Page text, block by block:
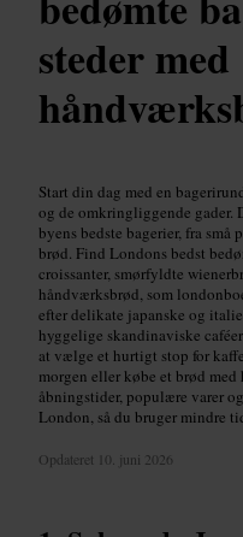
steder med
Start din dag med en
og de omkringliggende gader.
byens bedste bagerier, fra
brød. Find Londons bedst
croissanter, smørfyldte
håndværksbrød, som
efter delikate japanske og
hyggelige skandinaviske
at vælge et hurtigt stop for
morgen eller købe et brød
åbningstider, populære varer
London, så du bruger mindre
Opdateret 10. juni 2026